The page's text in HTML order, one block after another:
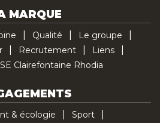
MARQUE
Qualité
Le groupe
Recrutement
Liens
Clairefontaine Rhodia
& écologie
Sport